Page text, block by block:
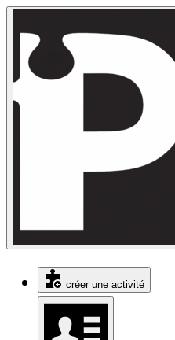
créer une activité